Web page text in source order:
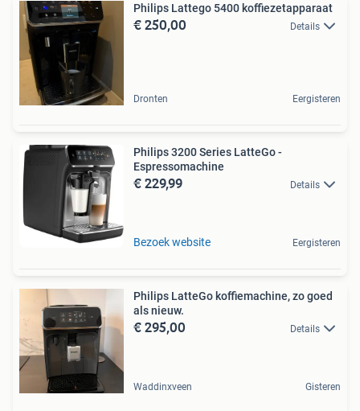
Philips Lattego 5400 koffiezetapparaat
€ 250,00 Details
Dronten Eergisteren
Philips 3200 Series LatteGo -
Espressomachine
€ 229,99 Details
Bezoek website Eergisteren
Philips LatteGo koffiemachine, zo goed
als nieuw.
€ 295,00 Details
Waddinxveen Gisteren